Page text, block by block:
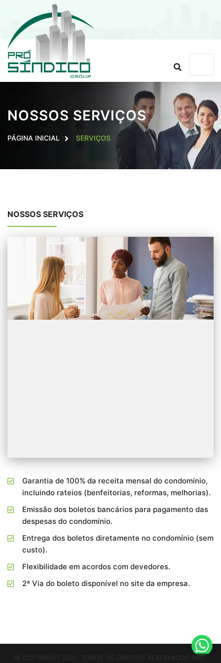
NOSSOS SERVIÇOS
PÁGINA INICIAL SERVIÇOS
NOSSOS SERVIÇOS
Garantia de 100% da receita mensal do condomínio,
incluindo rateios (benfeitorias, reformas, melhorias).
Emissão dos boletos bancários para pagamento das
despesas do condomínio.
Entrega dos boletos diretamente no condomínio (sem
custo).
Flexibilidade em acordos com devedores.
2ª Via do boleto disponível no site da empresa.
© COPYRIGHT 2021. TODOS OS DIREITOS RESERVADOS PRÓ-